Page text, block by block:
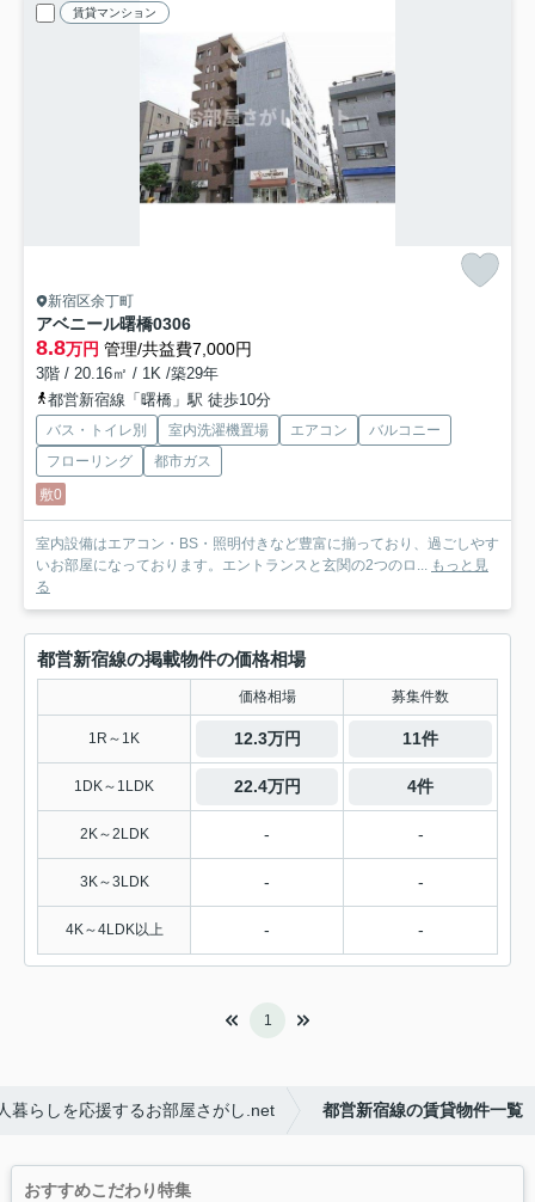
賃貸マンション
新宿区余丁町
アベニール曙橋0306
8.8万円 管理/共益費7,000円
3階 / 20.16㎡ / 1K /築29年
都営新宿線「曙橋」駅 徒歩10分
バス・トイレ別 室内洗濯機置場 エアコン
バルコニー
フローリング
都市ガス
敷0
室内設備はエアコン・BS・照明付きなど豊富に揃っており、過ごしやす
いお部屋になっております。エントランスと玄関の2つのロ... もっと見
る
都営新宿線の掲載物件の価格相場
価格相場 募集件数
1R～1K 12.3万円 11件
1DK～1LDK 22.4万円 4件
2K～2LDK - -
3K～3LDK - -
4K～4LDK以上 - -
1
暮らしを応援するお部屋さがし.net 都営新宿線の賃貸物件一覧
おすすめこだわり特集